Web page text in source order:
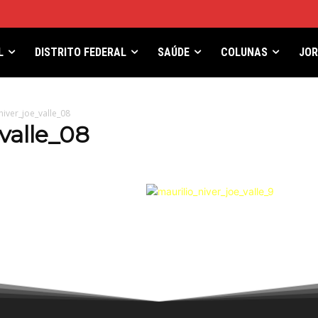
DISTRITO FEDERAL SAÚDE COLUNAS